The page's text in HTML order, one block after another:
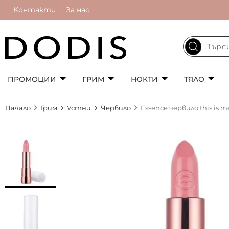
Контакти За нас
ПРОМОЦИИ ГРИМ НОКТИ ТЯЛО
Начало Грим Устни Червило Essence червило this is
галерията